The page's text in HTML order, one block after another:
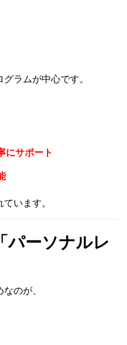
ラムが中心です。
にサポート
います。
パーソナルレ
のが、